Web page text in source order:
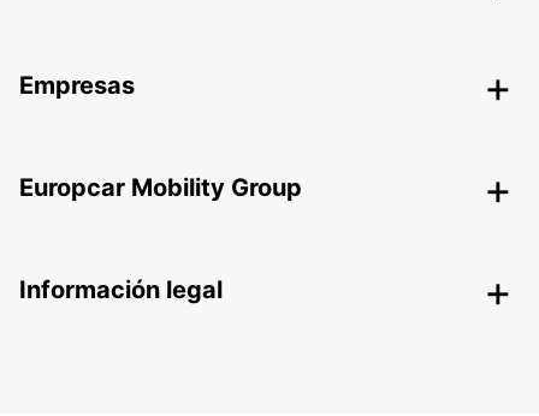
Empresas
Europcar Mobility Group
Información legal